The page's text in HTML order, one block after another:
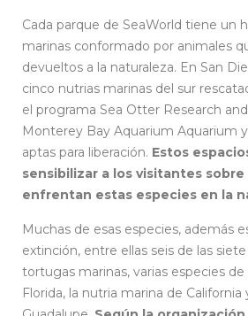
Cada parque de SeaWorld tiene un
marinas conformado por animales
devueltos a la naturaleza. En San
cinco nutrias marinas del sur
el programa Sea Otter Research
Monterey Bay Aquarium Aquarium
aptas para liberación. Estos
sensibilizar a los visitantes
enfrentan estas especies en la
Muchas de esas especies, además
extinción, entre ellas seis de las
tortugas marinas, varias especies
Florida, la nutria marina de California